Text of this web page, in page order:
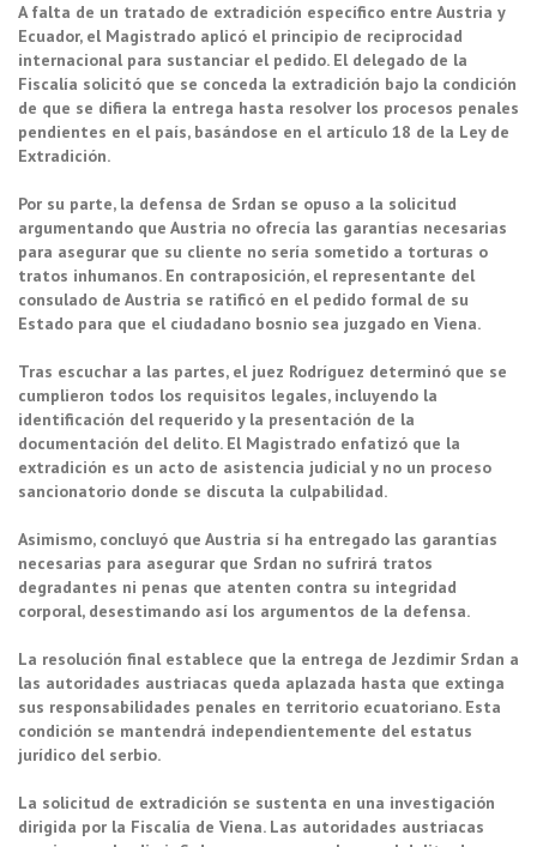
A falta de un tratado de extradición específico entre Austria y
Ecuador, el Magistrado aplicó el principio de reciprocidad
internacional para sustanciar el pedido. El delegado de la
Fiscalía solicitó que se conceda la extradición bajo la condición
de que se difiera la entrega hasta resolver los procesos penales
pendientes en el país, basándose en el artículo 18 de la Ley de
Extradición.
Por su parte, la defensa de Srdan se opuso a la solicitud
argumentando que Austria no ofrecía las garantías necesarias
para asegurar que su cliente no sería sometido a torturas o
tratos inhumanos. En contraposición, el representante del
consulado de Austria se ratificó en el pedido formal de su
Estado para que el ciudadano bosnio sea juzgado en Viena.
Tras escuchar a las partes, el juez Rodríguez determinó que se
cumplieron todos los requisitos legales, incluyendo la
identificación del requerido y la presentación de la
documentación del delito. El Magistrado enfatizó que la
extradición es un acto de asistencia judicial y no un proceso
sancionatorio donde se discuta la culpabilidad.
Asimismo, concluyó que Austria sí ha entregado las garantías
necesarias para asegurar que Srdan no sufrirá tratos
degradantes ni penas que atenten contra su integridad
corporal, desestimando así los argumentos de la defensa.
La resolución final establece que la entrega de Jezdimir Srdan a
las autoridades austriacas queda aplazada hasta que extinga
sus responsabilidades penales en territorio ecuatoriano. Esta
condición se mantendrá independientemente del estatus
jurídico del serbio.
La solicitud de extradición se sustenta en una investigación
dirigida por la Fiscalía de Viena. Las autoridades austriacas